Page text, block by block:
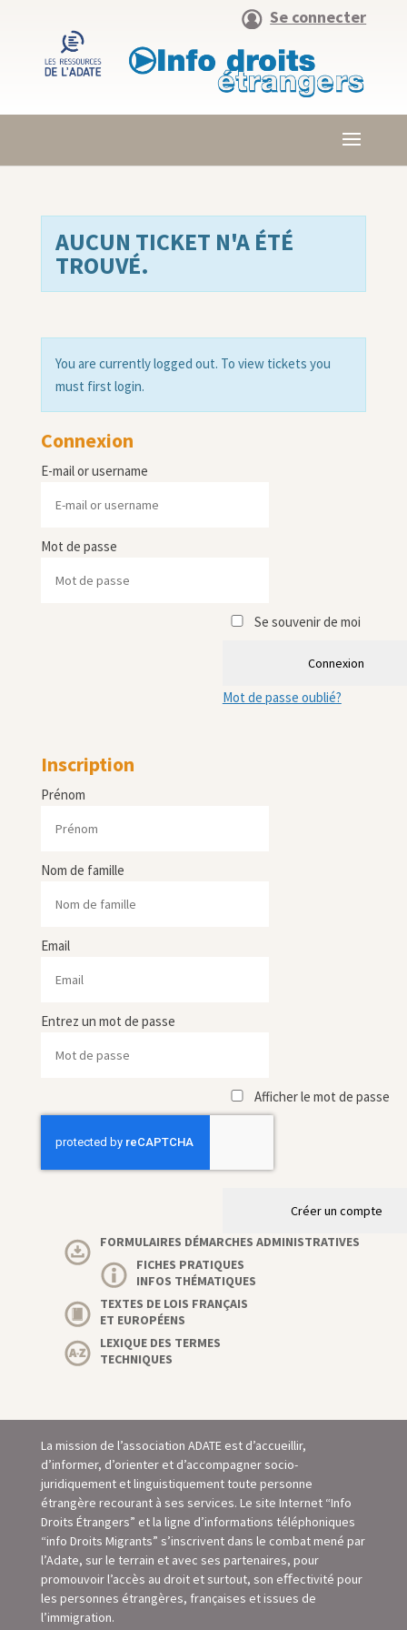
Se connecter
AUCUN TICKET N'A ÉTÉ
TROUVÉ.
You are currently logged out. To view tickets you
must first login.
Connexion
E-mail or username
Mot de passe
Se souvenir de moi
Connexion
Mot de passe oublié?
Inscription
Prénom
Nom de famille
Email
Entrez un mot de passe
Afficher le mot de passe
Créer un compte
FORMULAIRES DÉMARCHES ADMINISTRATIVES
FICHES PRATIQUES
INFOS THÉMATIQUES
TEXTES DE LOIS FRANÇAIS
ET EUROPÉENS
LEXIQUE DES TERMES
TECHNIQUES
La mission de l’association ADATE est d’accueillir,
d’informer, d’orienter et d’accompagner socio-
juridiquement et linguistiquement toute personne
étrangère recourant à ses services. Le site Internet “Info
Droits Étrangers” et la ligne d’informations téléphoniques
“info Droits Migrants” s’inscrivent dans le combat mené par
l’Adate, sur le terrain et avec ses partenaires, pour
promouvoir l’accès au droit et surtout, son eﬀectivité pour
les personnes étrangères, françaises et issues de
l’immigration.